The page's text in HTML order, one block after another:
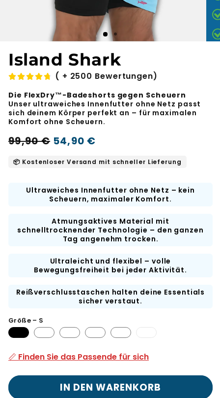
Island Shark
( + 2500 Bewertungen)
Die FlexDry™-Badeshorts gegen Scheuern
Unser ultraweiches Innenfutter ohne Netz passt
sich deinem Körper perfekt an – für maximalen
Komfort ohne Scheuern.
Regulärer
Preis
54,90 €
Aktionspreis
99,90 €
📦 Kostenloser Versand mit schneller Lieferung
Ultraweiches Innenfutter ohne Netz – kein
Scheuern, maximaler Komfort.
Atmungsaktives Material mit
schnelltrocknender Technologie – den ganzen
Tag angenehm trocken.
Ultraleicht und flexibel – volle
Bewegungsfreiheit bei jeder Aktivität.
Reißverschlusstaschen halten deine Essentials
sicher verstaut.
Größe – S
3XL-
oder
nicht
📏 Finden Sie das Passende für sich
IN DEN WARENKORB